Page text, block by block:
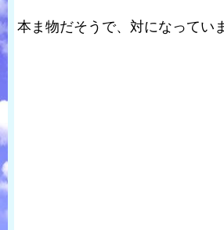
本ま物だそうで、対になってい